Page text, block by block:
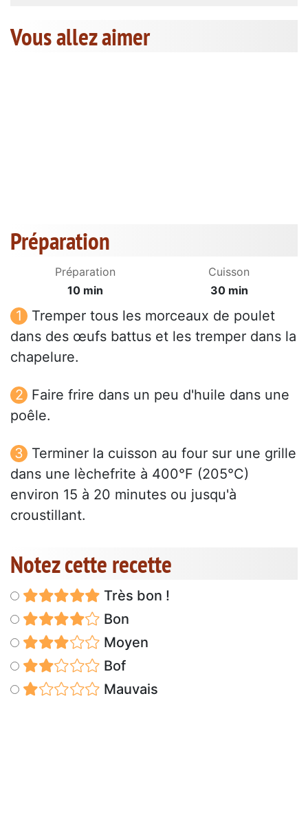
Vous allez aimer
Préparation
Préparation
10 min
Cuisson
30 min
Tremper tous les morceaux de poulet
dans des œufs battus et les tremper dans la
chapelure.
Faire frire dans un peu d'huile dans une
poêle.
Terminer la cuisson au four sur une grille
dans une lèchefrite à 400°F (205°C)
environ 15 à 20 minutes ou jusqu'à
croustillant.
Notez cette recette
Très bon !
Bon
Moyen
Bof
Mauvais